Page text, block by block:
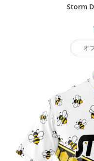
Storm
オ